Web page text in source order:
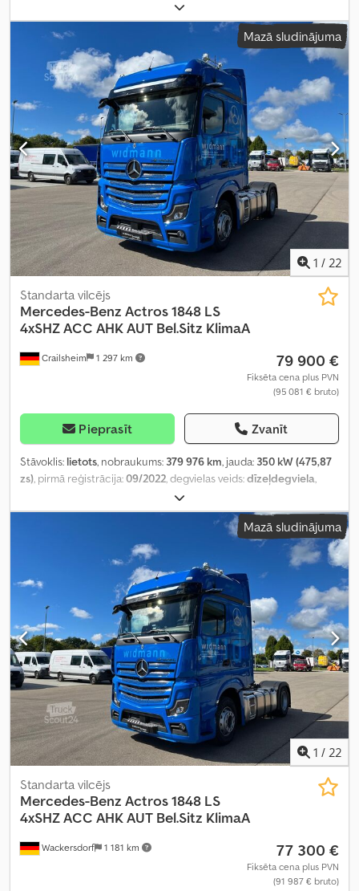
, degviela:
retardētājs, krāsa:zils, pārnesuma veids:automātisks, emisijas
Euro 6 , Aprīkojums:ABS, centrālā
atslēga, dzesēšanas iekārta, gaisa kondicionēšana, gaisa
spilvens, kruīza kontrole, kvēpu filtrs, piekabes sakabe,
stāvvietas sildītājs, stūres pastiprinātājs, sēdekļa apsilde, vilces
kontroles sistēma,
Mazā sludinājuma
1 / 22
Crailsheim 1 297 km
Standarta vilcējs
Mercedes-Benz Actros 1848 LS
4xSHZ ACC AHK AUT Bel.Sitz KlimaA
79 900 €
Fiksēta cena plus PVN
(95 081 € bruto)
Pieprasīt Zvanīt
Stāvoklis: lietots, nobraukums: 379 976 km, jauda: 350 kW (475,87
zs) , pirmā reģistrācija:09/2022 , degvielas veids:dīzeļdegviela
, degviela:
retardētājs, krāsa:zils, pārnesuma veids:automātisks, emisijas
, sēdvietu skaits:2,
ABS, centrālā atslēga, dzesēšanas iekārta, gaisa
kondicionēšana, gaisa spilvens, kruīza kontrole, kvēpu filtrs,
piekabes sakabe, stāvvietas sildītājs, stūres pastiprinātājs,
sēdekļa apsilde, vilces kontroles sistēma,
Mazā sludinājuma
1 / 22
Wackersdorf 1 181 km
Standarta vilcējs
Mercedes-Benz Actros 1848 LS
4xSHZ ACC AHK AUT Bel.Sitz KlimaA
77 300 €
Fiksēta cena plus PVN
(91 987 € bruto)